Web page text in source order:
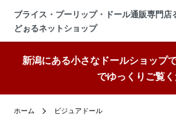
ブライス・プーリップ・ドール通販専門店
どぉるネットショップ
新潟にある小さなドールショップ
でゆっくりご覧く
ホーム ビジュアドール